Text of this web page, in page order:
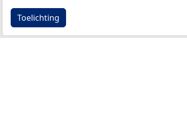
Toelichting